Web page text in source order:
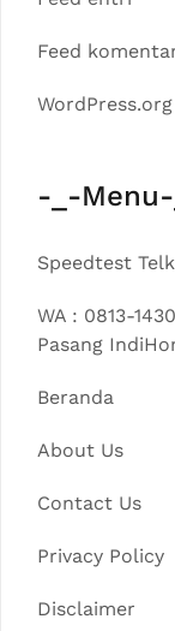
Feed
WordPress.org
-_-
Speedtest
WA : 0813-
Pasang
Beranda
About Us
Contact Us
Privacy Policy
Disclaimer